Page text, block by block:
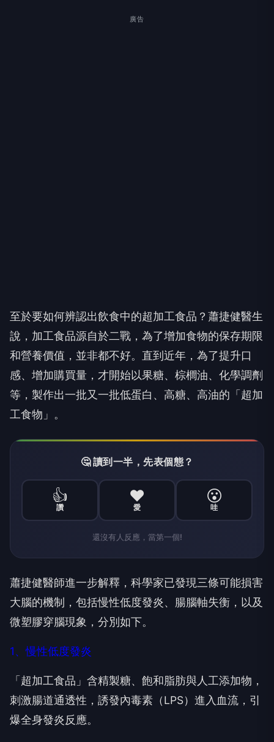
廣告
至於要如何辨認出飲食中的超加工食品？蕭捷健醫生
說，加工食品源自於二戰，為了增加食物的保存期限
和營養價值，並非都不好。直到近年，為了提升口
感、增加購買量，才開始以果糖、棕櫚油、化學調劑
等，製作出一批又一批低蛋白、高糖、高油的「超加
工食物」。
🤔 讀到一半，先表個態？
👍
讚
❤️
愛
😮
哇
還沒有人反應，當第一個!
蕭捷健醫師進一步解釋，科學家已發現三條可能損害
大腦的機制，包括慢性低度發炎、腸腦軸失衡，以及
微塑膠穿腦現象，分別如下。
1、慢性低度發炎
「超加工食品」含精製糖、飽和脂肪與人工添加物，
刺激腸道通透性，誘發內毒素（LPS）進入血流，引
爆全身發炎反應。